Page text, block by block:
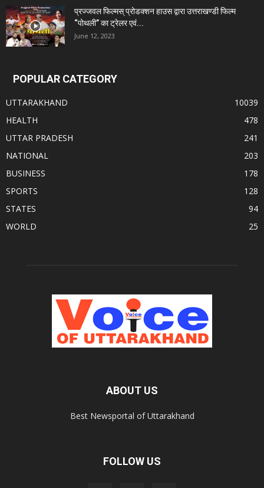
प्रज्जवल फिल्मस् प्रोडक्शन हाउस द्वारा उत्तराखण्डी फिल्म
“पोथली” का ट्रेलर एवं...
June 12, 2023
POPULAR CATEGORY
UTTARAKHAND
10039
HEALTH
478
UTTAR PRADESH
241
NATIONAL
203
BUSINESS
178
SPORTS
128
STATES
94
WORLD
25
ABOUT US
Best Newsportal of Uttarakhand
FOLLOW US